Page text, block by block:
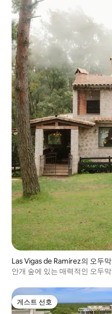
Las Vigas de Ramírez의 오두막
안개 숲에 있는 매력적인 오두막
게스트 선호
게스트 선호